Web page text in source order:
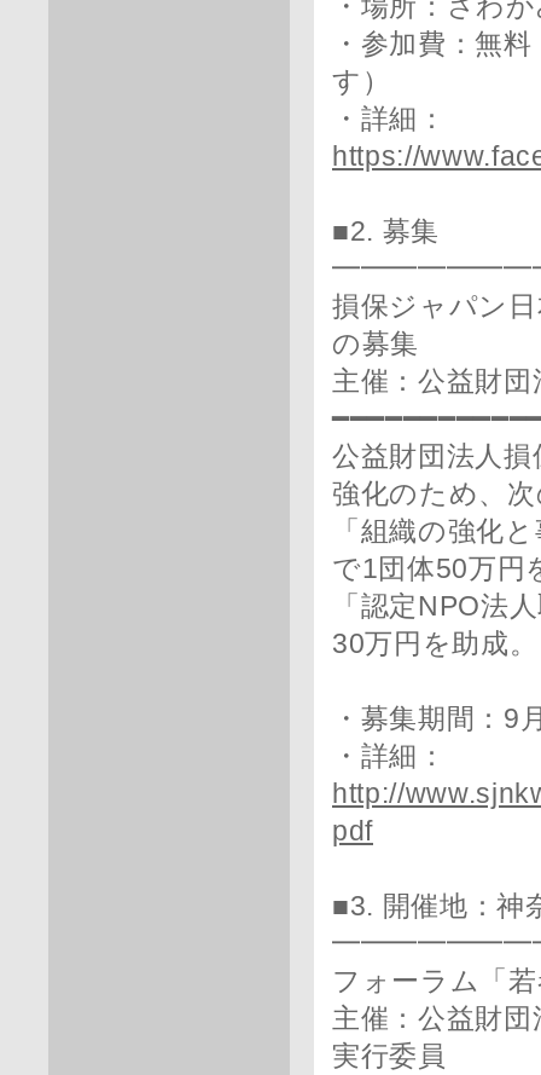
・場所：さわ
・参加費：無
す）
・詳細：
https://
■2. 募集
損保ジャパン
の募集
主催：公益財
公益財団法人
強化のため、
「組織の強化
で1団体50万円
「認定NPO法
30万円を助成。
・募集期間：9
・詳細：
http://
pdf
■3. 開催地：
フォーラム「
主催：公益財
実行委員